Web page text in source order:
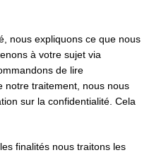
nous expliquons ce que nous
à votre sujet via
de lire
notre traitement, nous nous
sur la confidentialité. Cela
finalités nous traitons les